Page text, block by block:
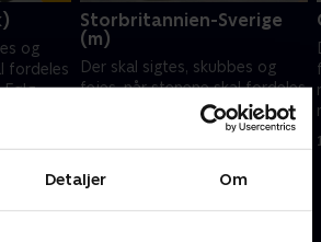
Detaljer Om
og
fordeles
Følg
Storbritannien-Sverige
(m)
Der skal sigtes, skubbes og
fejes, når stenene skal fordeles
rundt på isen i curling. Følg
med i curling til vinter-OL her.